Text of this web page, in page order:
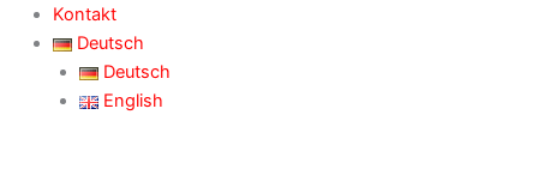
Kontakt
Deutsch
Deutsch
English